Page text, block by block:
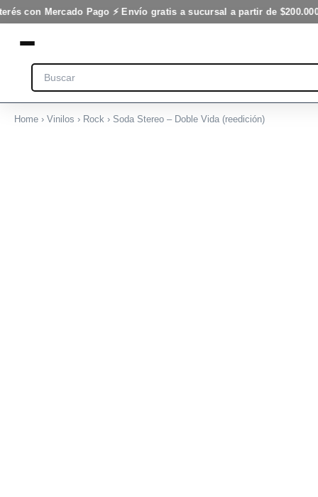
con Mercado Pago ⚡ Envío gratis a sucursal a partir de $200.000
Ir
al
contenido
Search
Home › Vinilos › Rock › Soda Stereo – Doble Vida (reedición)
Vida
(reedición)